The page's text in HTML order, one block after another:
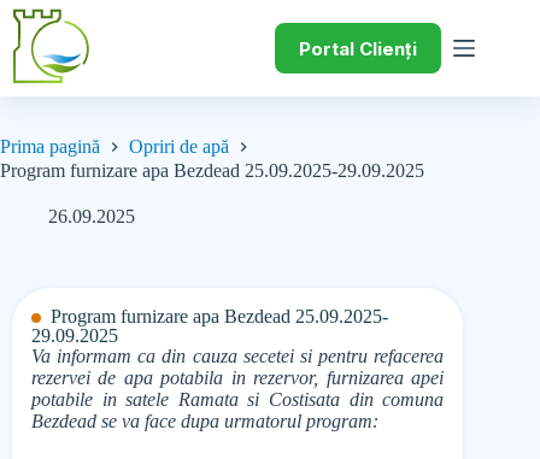
Portal Clienți
Prima pagină
Opriri de apă
Program furnizare apa Bezdead 25.09.2025-29.09.2025
26.09.2025
Program furnizare apa Bezdead 25.09.2025-
29.09.2025
Va informam ca din cauza secetei si pentru refacerea
rezervei de apa potabila in rezervor, furnizarea apei
potabile in satele Ramata si Costisata din comuna
Bezdead se va face dupa urmatorul program: